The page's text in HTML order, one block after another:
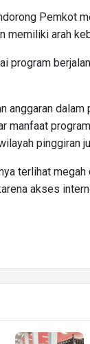
Pemkot
memiliki arah
program
anggaran
manfaat
pinggiran
terlihat
akses